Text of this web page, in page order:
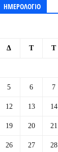
ΗΜΕΡΟΛΟΓΙΟ
Δ Τ Τ
5 6 7
12 13 14
19 20 21
26 27 28